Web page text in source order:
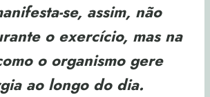
se, assim, não
o exercício, mas na
o organismo gere
ao longo do dia.